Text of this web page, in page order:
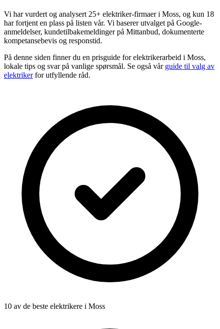
Vi har vurdert og analysert 25+ elektriker-firmaer i Moss, og kun 18
har fortjent en plass på listen vår. Vi baserer utvalget på Google-
anmeldelser, kundetilbakemeldinger på Mittanbud, dokumenterte
kompetansebevis og responstid.
På denne siden finner du en prisguide for elektrikerarbeid i Moss,
lokale tips og svar på vanlige spørsmål. Se også vår guide til valg av
elektrikerfor utfyllende råd.
10 av de beste elektrikere i Moss